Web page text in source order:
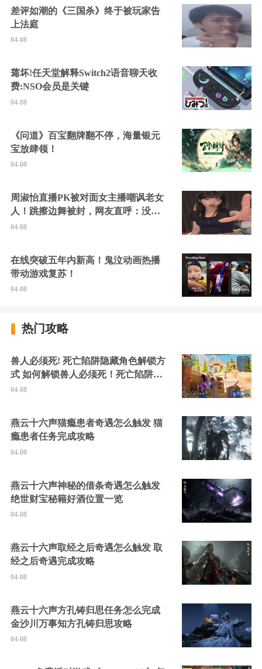
差评如潮的《三国杀》终于被玩家告
上法庭
04-08
蔫坏!任天堂解释Switch2语音聊天收
费:NSO会员是关键
04-08
《问道》百宝翻牌翻不停，海量银元
宝放肆领！
04-08
周淑怡直播PK被对面女主播嘲讽老女
人！跳擦边舞被封，网友直呼：没边
硬擦封的好！
04-08
在线突破五年内新高！鬼泣动画热播
带动游戏复苏！
04-08
热门攻略
兽人必须死! 死亡陷阱隐藏角色解锁方
式 如何解锁兽人必须死！死亡陷阱中
的隐藏角色
04-08
燕云十六声猫瘾患者奇遇怎么触发 猫
瘾患者任务完成攻略
04-08
燕云十六声神秘的借条奇遇怎么触发
绝世财宝秘籍好酒位置一览
04-08
燕云十六声取经之后奇遇怎么触发 取
经之后奇遇完成攻略
04-08
燕云十六声方孔铸归思任务怎么完成
金沙川万事知方孔铸归思攻略
04-08